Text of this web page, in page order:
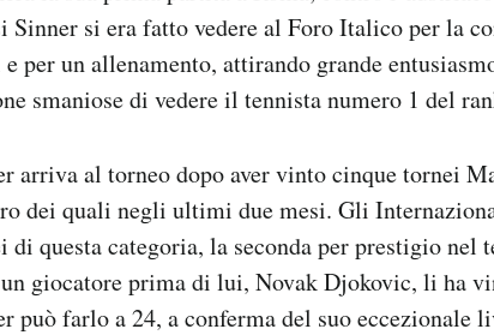
Sinner si era fatto vedere al Foro Italico per la
per un allenamento, attirando grande
smaniose di vedere il tennista numero 1 del
arriva al torneo dopo aver vinto cinque tornei
dei quali negli ultimi due mesi. Gli
di questa categoria, la seconda per prestigio nel
giocatore prima di lui, Novak Djokovic, li ha
può farlo a 24, a conferma del suo eccezionale